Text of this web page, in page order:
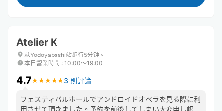
Atelier K
从Yodoyabashi站步行5分钟。
本日營業時間 : 10:00〜19:00
4.7★ ★ ★ ★ ★
★ ★ ★ ★ ★ 3 則評論
フェスティバルホールでアンドロイドオペラを見る際に利
用させて頂きました。予約を前後してしまい大変申し訳な